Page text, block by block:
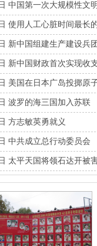
中国第一次大规模性文
使用人工心脏时间最长
新中国组建生产建设兵团
新中国财政首次实现收
美国在日本广岛投掷原
波罗的海三国加入苏联
方志敏英勇就义
中共成立总行动委员会
太平天国将领石达开被